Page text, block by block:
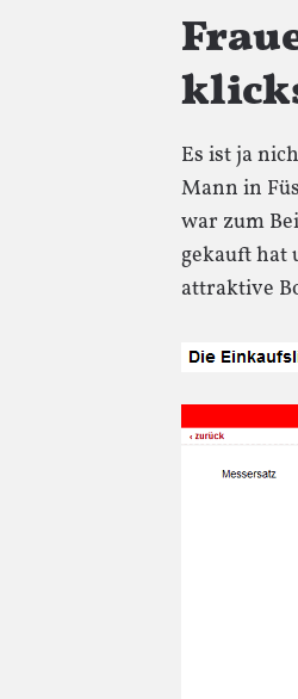
Es ist ja
Mann in
war zum
gekauft hat
attraktive